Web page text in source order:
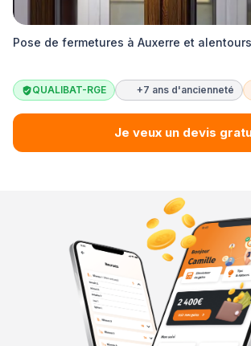
Pose de fermetures à Auxerre et alentours
QUALIBAT-RGE +7 ans d'ancienneté
Je veux un devis